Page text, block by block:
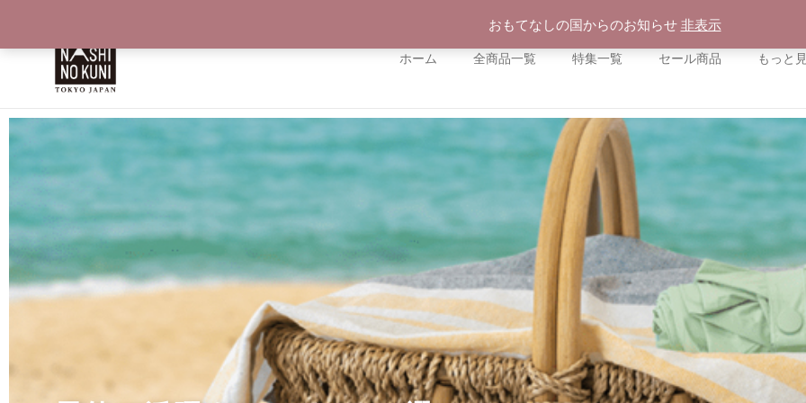
おもてなしの国からのお知らせ 非表示
ホーム
全商品一覧 特集一覧 セール商品 もっと